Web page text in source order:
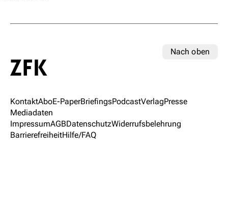
Nach oben
KontaktAboE-PaperBriefingsPodcastVerlagPresse
Mediadaten
ImpressumAGBDatenschutzWiderrufsbelehrung
BarrierefreiheitHilfe/FAQ